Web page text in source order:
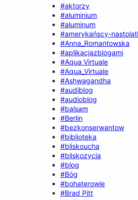
#aktorzy
#aluminium
#aluminum
#amerykańscy-
#Anna_Romantowska
#aplikacjazblogami
#Aqua Virtuale
#Aqua_Virtuale
#Ashwagandha
#audiblog
#audioblog
#balsam
#Berlin
#bezkonserwantow
#biblioteka
#bliskoucha
#bliskozycia
#blog
#Bóg
#bohaterowie
#Brad Pitt